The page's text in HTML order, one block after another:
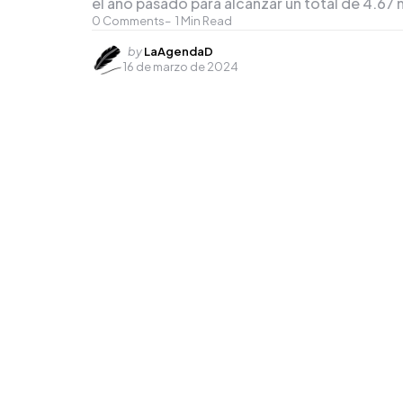
0 Comments 1 Min Read
Posted
by
byLaAgendaD
16 de marzo de 2024